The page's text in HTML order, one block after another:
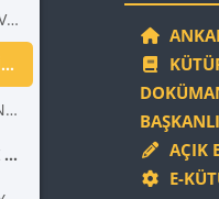
SAĞLIK KURUMLARI YÖNETİMİ VE MOTİVASYON
SAĞLIK KURUMLARI YÖNETİMİNDE ÇATIŞMALAR VE YÖNETİMİ
SAĞLIK KURUMLARI YÖNETİMİNDE ÇATIŞMALAR VE YÖNETİMİ
SAĞLIK HİZMETLERİ VE SAĞLIK YÖNETİMİ
AÇIK
E-